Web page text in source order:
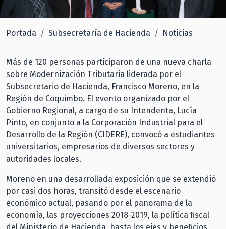
Portada Subsecretaría de Hacienda Noticias
Más de 120 personas participaron de una nueva charla
sobre Modernización Tributaria liderada por el
Subsecretario de Hacienda, Francisco Moreno, en la
Región de Coquimbo. El evento organizado por el
Gobierno Regional, a cargo de su Intendenta, Lucía
Pinto, en conjunto a la Corporación Industrial para el
Desarrollo de la Región (CIDERE), convocó a estudiantes
universitarios, empresarios de diversos sectores y
autoridades locales.
Moreno en una desarrollada exposición que se extendió
por casi dos horas, transitó desde el escenario
económico actual, pasando por el panorama de la
economía, las proyecciones 2018-2019, la política fiscal
del Ministerio de Hacienda, hasta los ejes y beneficios